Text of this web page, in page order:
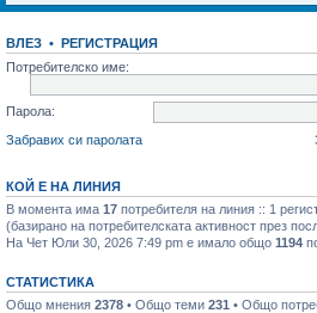
ВЛЕЗ • РЕГИСТРАЦИЯ
Потребителско име:
Парола:
Забравих си паролата
КОЙ Е НА ЛИНИЯ
В момента има 17 потребителя на линия :: 1
(базирано на потребителската активност през
На Чет Юли 30, 2026 7:49 pm е имало общо 1194
СТАТИСТИКА
Общо мнения 2378 • Общо теми 231 • Общо